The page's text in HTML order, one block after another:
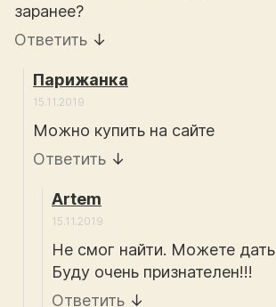
заранее?
Ответить ↓
Парижанка
15.11.2019
Можно купить на сайте
Ответить ↓
Artem
15.11.2019
Не смог найти. Можете
Буду очень признателен!!!
Ответить ↓